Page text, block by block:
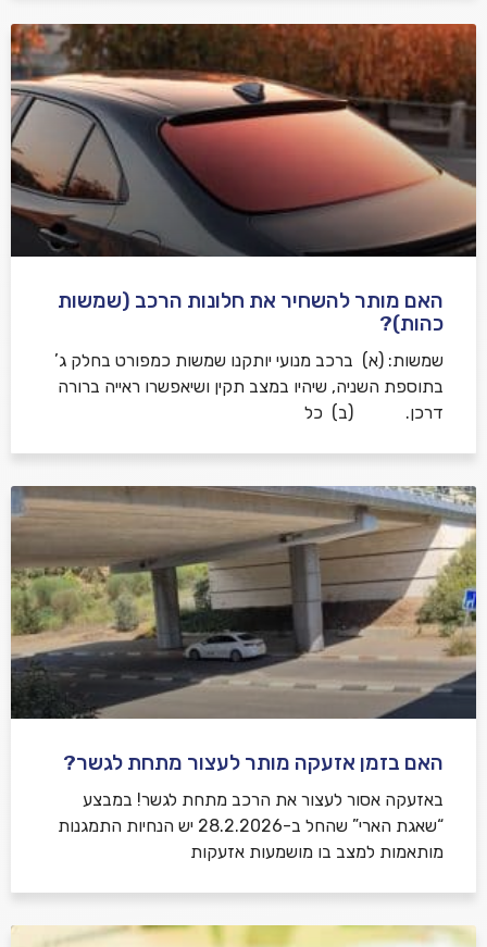
האם מותר להשחיר את חלונות הרכב (שמשות
כהות)?
שמשות: (א) ברכב מנועי יותקנו שמשות כמפורט בחלק ג’
בתוספת השניה, שיהיו במצב תקין ושיאפשרו ראייה ברורה
דרכן. (ב) כל
האם בזמן אזעקה מותר לעצור מתחת לגשר?
באזעקה אסור לעצור את הרכב מתחת לגשר! במבצע
“שאגת הארי” שהחל ב-28.2.2026 יש הנחיות התמגנות
מותאמות למצב בו מושמעות אזעקות